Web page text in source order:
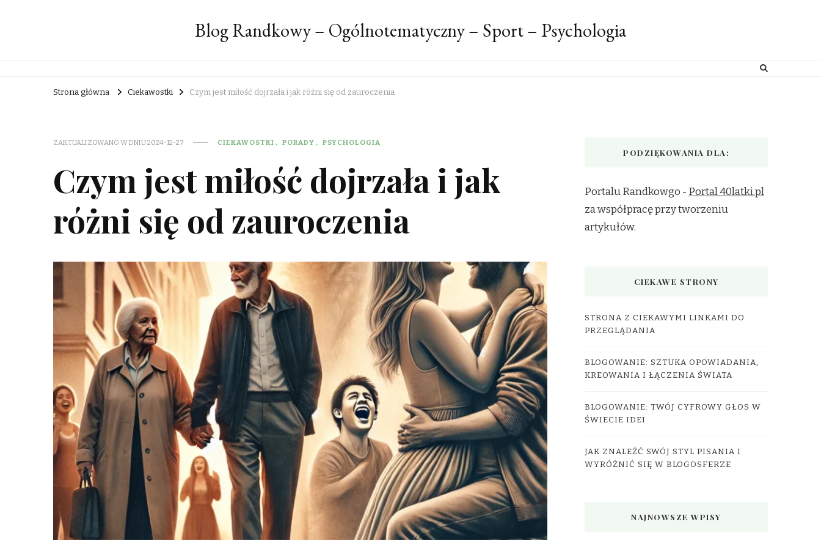
Blog Randkowy – Ogólnotematyczny – Sport – Psychologia
Strona główna Ciekawostki Czym jest miłość dojrzała i jak różni się od zauroczenia
ZAKTUALIZOWANO W DNIU2024-12-27 CIEKAWOSTKI PORADY PSYCHOLOGIA
Czym jest miłość dojrzała i jak
różni się od zauroczenia
PODZIĘKOWANIA DLA:
Portalu Randkowgo - Portal 40latki.pl
za współpracę przy tworzeniu
artykułów.
CIEKAWE STRONY
STRONA Z CIEKAWYMI LINKAMI DO
PRZEGLĄDANIA
BLOGOWANIE: SZTUKA OPOWIADANIA,
KREOWANIA I ŁĄCZENIA ŚWIATA
BLOGOWANIE: TWÓJ CYFROWY GŁOS W
ŚWIECIE IDEI
JAK ZNALEŹĆ SWÓJ STYL PISANIA I
WYRÓŻNIĆ SIĘ W BLOGOSFERZE
NAJNOWSZE WPISY